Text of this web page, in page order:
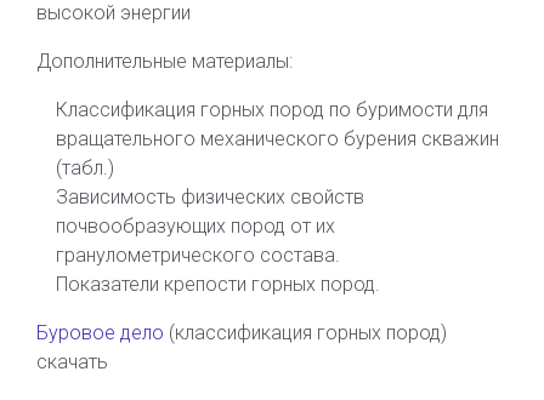
высокой энергии
Дополнительные материалы:
Классификация горных пород по буримости для
вращательного механического бурения скважин
(табл.)
Зависимость физических свойств
почвообразующих пород от их
гранулометрического состава.
Показатели крепости горных пород.
Буровое дело (классификация горных пород)
скачать